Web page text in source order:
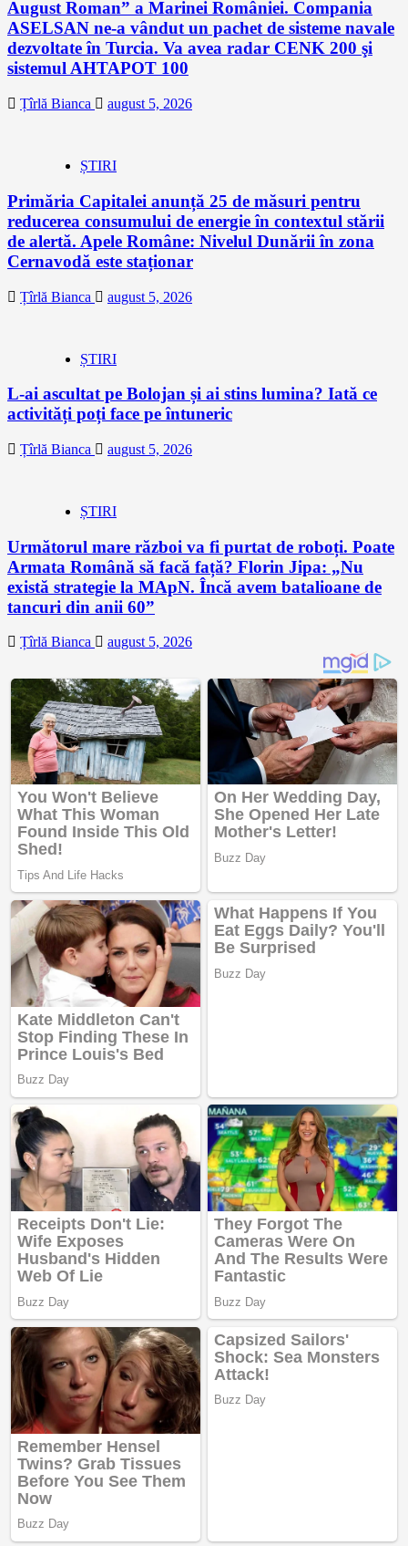
August Roman” a Marinei României. Compania
ASELSAN ne-a vândut un pachet de sisteme navale
dezvoltate în Turcia. Va avea radar CENK 200 şi
sistemul AHTAPOT 100
Țîrlă Bianca august 5, 2026
ȘTIRI
Primăria Capitalei anunță 25 de măsuri pentru
reducerea consumului de energie în contextul stării
de alertă. Apele Române: Nivelul Dunării în zona
Cernavodă este staționar
Țîrlă Bianca august 5, 2026
ȘTIRI
L-ai ascultat pe Bolojan și ai stins lumina? Iată ce
activități poți face pe întuneric
Țîrlă Bianca august 5, 2026
ȘTIRI
Următorul mare război va fi purtat de roboți. Poate
Armata Română să facă față? Florin Jipa: „Nu
există strategie la MApN. Încă avem batalioane de
tancuri din anii 60”
Țîrlă Bianca august 5, 2026